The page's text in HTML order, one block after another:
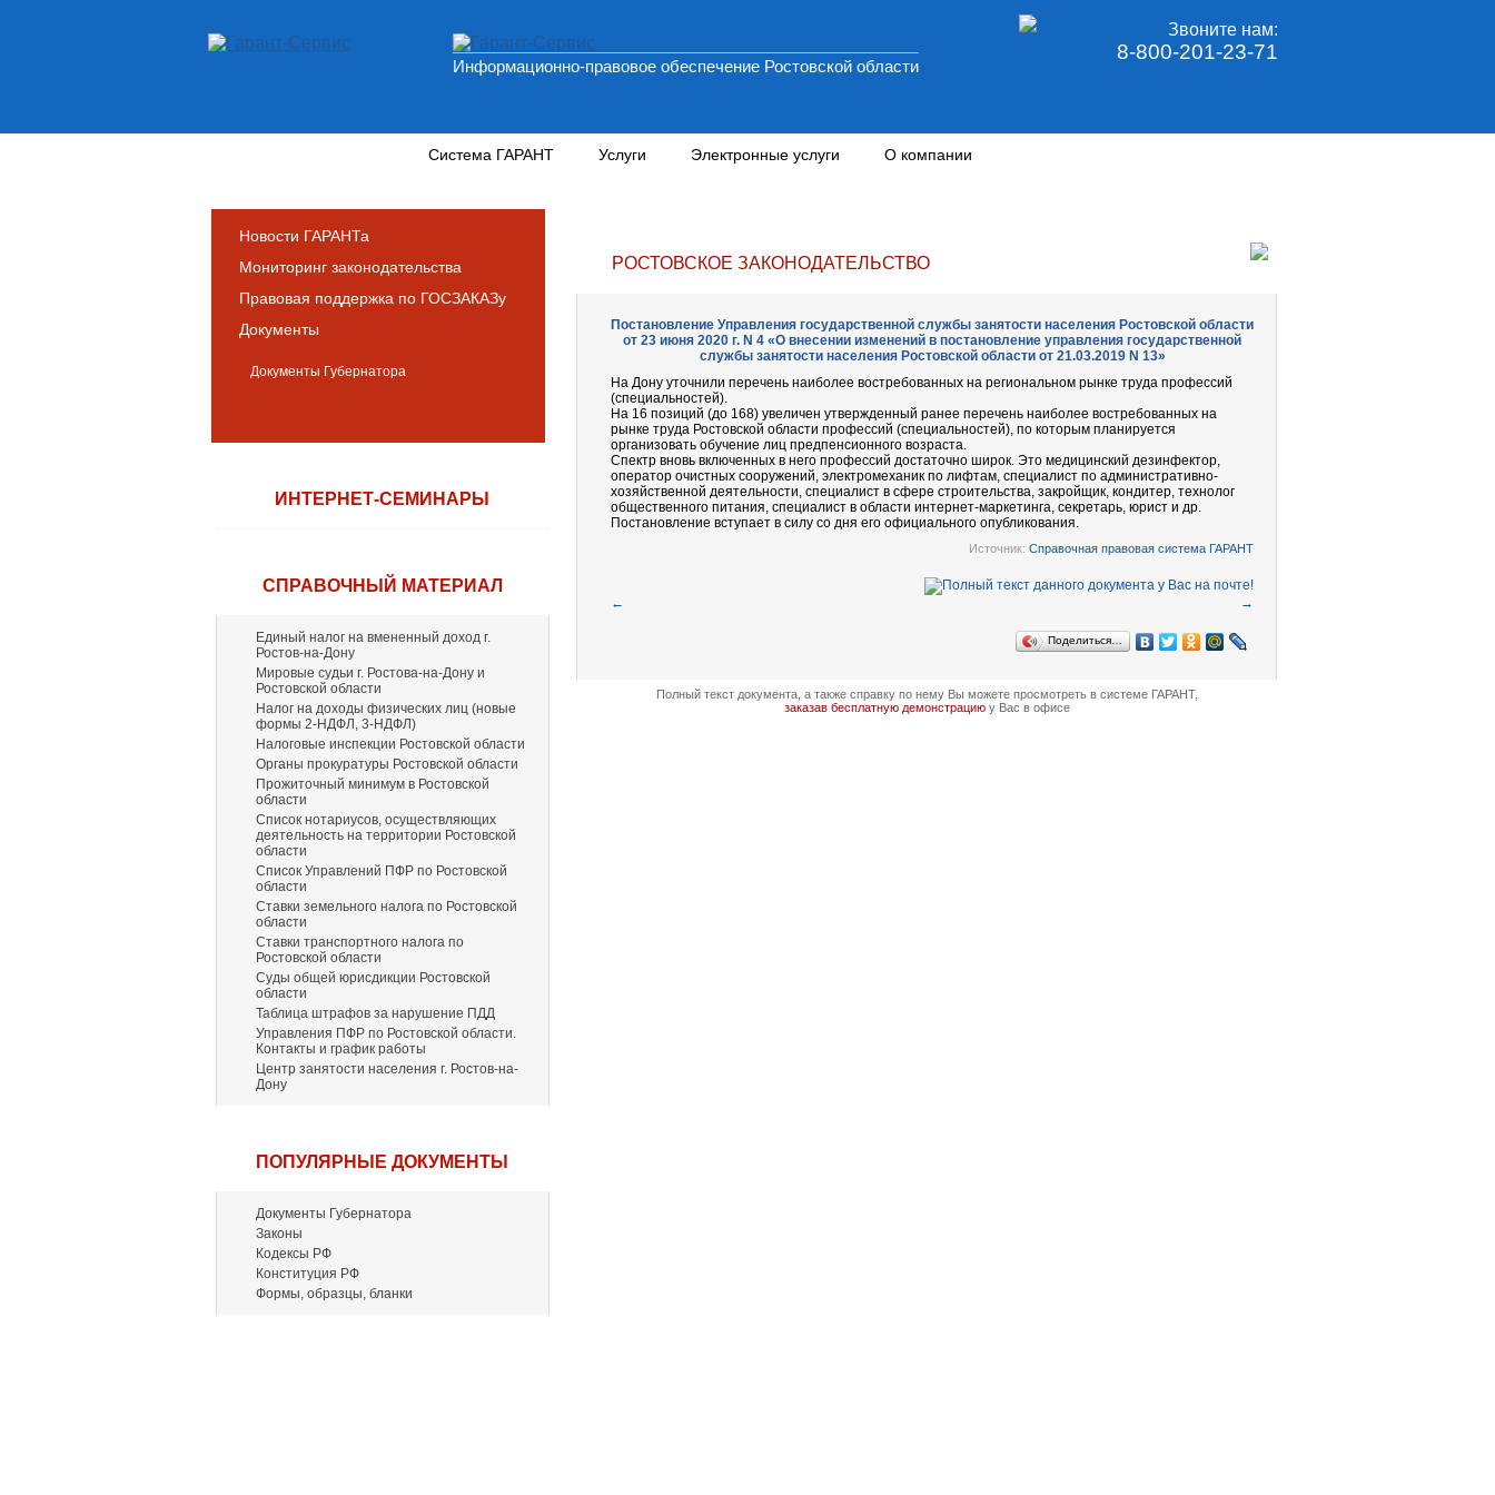
Информационно-правовое обеспечение Ростовской области
Звоните нам:
8-800-201-23-71
Система ГАРАНТ Услуги Электронные услуги О компании
Новости ГАРАНТа
Мониторинг законодательства
Правовая поддержка по ГОСЗАКАЗу
Документы
Документы Губернатора
ИНТЕРНЕТ-СЕМИНАРЫ
СПРАВОЧНЫЙ МАТЕРИАЛ
Единый налог на вмененный доход г.
Ростов-на-Дону
Мировые судьи г. Ростова-на-Дону и
Ростовской области
Налог на доходы физических лиц (новые
формы 2-НДФЛ, 3-НДФЛ)
Налоговые инспекции Ростовской области
Органы прокуратуры Ростовской области
Прожиточный минимум в Ростовской
области
Список нотариусов, осуществляющих
деятельность на территории Ростовской
области
Список Управлений ПФР по Ростовской
области
Ставки земельного налога по Ростовской
области
Ставки транспортного налога по
Ростовской области
Суды общей юрисдикции Ростовской
области
Таблица штрафов за нарушение ПДД
Управления ПФР по Ростовской области.
Контакты и график работы
Центр занятости населения г. Ростов-на-
Дону
ПОПУЛЯРНЫЕ ДОКУМЕНТЫ
Документы Губернатора
Законы
Кодексы РФ
Конституция РФ
Формы, образцы, бланки
РОСТОВСКОЕ ЗАКОНОДАТЕЛЬСТВО
Постановление Управления государственной службы занятости населения Ростовской области
от 23 июня 2020 г. N 4 «О внесении изменений в постановление управления государственной
службы занятости населения Ростовской области от 21.03.2019 N 13»
На Дону уточнили перечень наиболее востребованных на региональном рынке труда профессий
(специальностей).
На 16 позиций (до 168) увеличен утвержденный ранее перечень наиболее востребованных на
рынке труда Ростовской области профессий (специальностей), по которым планируется
организовать обучение лиц предпенсионного возраста.
Спектр вновь включенных в него профессий достаточно широк. Это медицинский дезинфектор,
оператор очистных сооружений, электромеханик по лифтам, специалист по административно-
хозяйственной деятельности, специалист в сфере строительства, закройщик, кондитер, технолог
общественного питания, специалист в области интернет-маркетинга, секретарь, юрист и др.
Постановление вступает в силу со дня его официального опубликования.
Источник: Справочная правовая система ГАРАНТ
← →
Поделиться…
Полный текст документа, а также справку по нему Вы можете просмотреть в системе ГАРАНТ,
заказав бесплатную демонстрациюу Вас в офисе